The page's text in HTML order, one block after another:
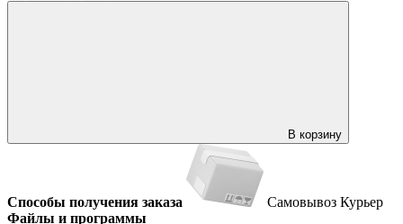
В корзину
Способы получения заказа Самовывоз Курьер
Файлы и программы